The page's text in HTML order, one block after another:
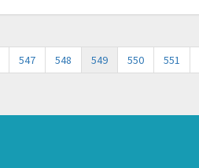
547 548 549 550 551